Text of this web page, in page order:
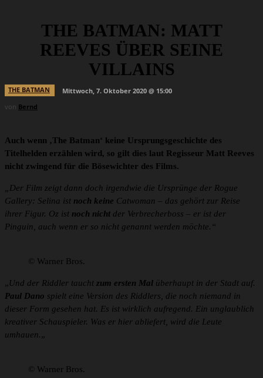
THE BATMAN: MATT
REEVES ÜBER SEINE
VILLAINS
THE BATMAN
Mittwoch, 7. Oktober 2020 @ 15:00
von Bernd
Auch wenn ‚The Batman‘ keine Ursprungsgeschichte des
Titelhelden erzählen wird, so gilt dies laut Regisseur Matt Reeves
nicht zwingend für die Bösewichter des Films.
„Der Film zeigt dann doch irgendwie die Ursprünge der Rogue
Gallery: Selina ist noch keine Catwoman – das gehört zur Reise
ihrer Figur. Oz ist noch nicht der Verbrecherboss – er ist der
Pinguin, auch wenn er so nicht genannt werden möchte.“
© Warner Bros.
„Und der Riddler taucht zum ersten Mal überhaupt in der Stadt auf.
Paul Dano spielt eine Version des Riddlers, die noch niemand in
dieser Form gesehen hat. Es ist wirklich aufregend. Ein unglaublich
kreativer Schauspieler. Was er hier abliefert, wird die Leute
umhauen.„
© Warner Bros.